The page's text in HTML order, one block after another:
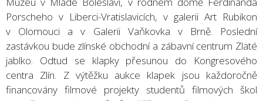
Porscheho v Liberci-Vratislavicích, v galerii Art Rubikon
v Olomouci a v Galerii Vaňkovka v Brně. Poslední
zastávkou bude zlínské obchodní a zábavní centrum Zlaté
jablko. Odtud se klapky přesunou do Kongresového
centra Zlín. Z výtěžku aukce klapek jsou každoročně
financovány filmové projekty studentů filmových škol